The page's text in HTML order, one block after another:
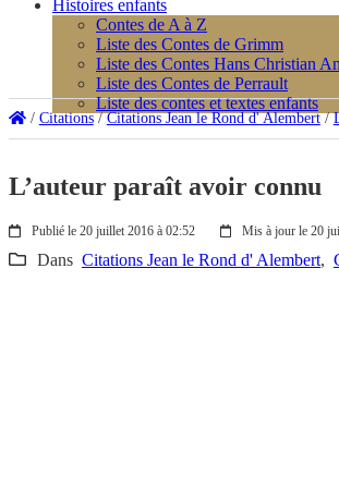
Histoires enfants
Contes de A à Z
Liste des Contes de Grimm
Liste des Contes Hans Christian
Liste des Contes de Perrault
Liste des contes et textes enfants
/ Citations/Citations Jean le Rond d' Alembert/
L’auteur paraît avoir connu
Publié le 20 juillet 2016 à 02:52 Mis à jour le 20
Dans Citations Jean le Rond d' Alembert,